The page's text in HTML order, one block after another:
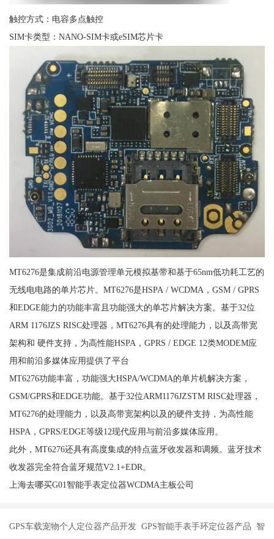
触控方式：电容多点触控
SIM卡类型：NANO-SIM卡或eSIM芯片卡
MT6276是集成前沿电源管理单元模拟基带和基于65nm低功耗工艺的
无线电电路的单片芯片。MT6276是HSPA / WCDMA，GSM / GPRS
和EDGE能力的功能丰富且功能强大的单芯片解决方案。基于32位
ARM 1176JZS RISC处理器，MT6276具有的处理能力，以及高带宽
架构和 硬件支持，为高性能HSPA，GPRS / EDGE 12类MODEM应
用和前沿多媒体应用提供了平台
MT6276功能丰富，功能强大HSPA/WCDMA的单片机解决方案，
GSM/GPRS和EDGE功能。基于32位ARM1176JZSTM RISC处理器，
MT6276的处理能力，以及高带宽架构以及的硬件支持，为高性能
HSPA，GPRS/EDGE等级12现代应用与前沿多媒体应用。
此外，MT6276还具有高度集成的特点蓝牙收发器和调频。蓝牙技术
收发器完全符合蓝牙规范V2.1+EDR。
上海去哪买G01智能手表定位器WCDMA主板公司
GPS车载宠物个人定位器产品开发 GPS智能手表手环定位器产品 智